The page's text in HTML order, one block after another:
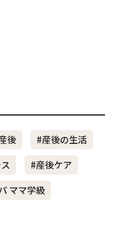
後
#産後の生活
#産後ケア
ママ学級